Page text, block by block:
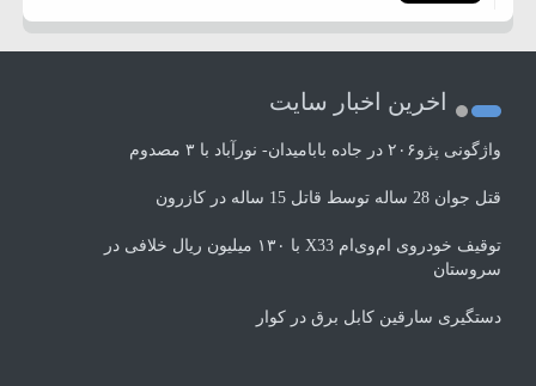
اخرین اخبار سایت
واژگونی پژو۲۰۶ در جاده بابامیدان- نورآباد با ۳ مصدوم
قتل جوان 28 ساله توسط قاتل 15 ساله در کازرون
توقیف خودروی ام‌وی‌ام X33 با ۱۳۰ میلیون ریال خلافی در
سروستان
دستگیری سارقین کابل برق در کوار